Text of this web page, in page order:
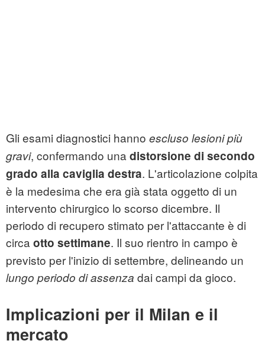
Gli esami diagnostici hanno escluso lesioni più
gravi, confermando una distorsione di secondo
grado alla caviglia destra. L'articolazione colpita
è la medesima che era già stata oggetto di un
intervento chirurgico lo scorso dicembre. Il
periodo di recupero stimato per l'attaccante è di
circa otto settimane. Il suo rientro in campo è
previsto per l'inizio di settembre, delineando un
lungo periodo di assenza dai campi da gioco.
Implicazioni per il Milan e il
mercato